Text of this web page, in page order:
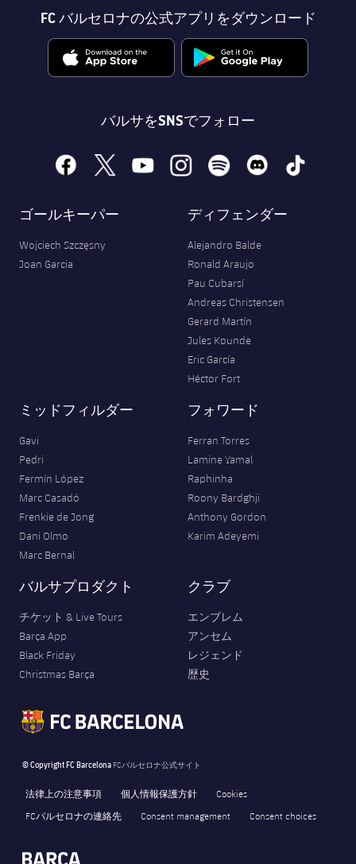
FC バルセロナの公式アプリをダウンロード
バルサをSNSでフォロー
facebook
x youtubeinstagramspotify discord tiktok
ゴールキーパー
Wojciech Szczęsny
Joan Garcia
ディフェンダー
Alejandro Balde
Ronald Araujo
Pau Cubarsí
Andreas Christensen
Gerard Martín
Jules Kounde
Eric García
Héctor Fort
ミッドフィルダー
Gavi
Pedri
Fermín López
Marc Casadó
Frenkie de Jong
Dani Olmo
Marc Bernal
フォワード
Ferran Torres
Lamine Yamal
Raphinha
Roony Bardghji
Anthony Gordon
Karim Adeyemi
バルサプロダクト
チケット & Live Tours
Barça App
Black Friday
Christmas Barça
クラブ
エンブレム
アンセム
レジェンド
歴史
© Copyright FC Barcelona FCバルセロナ公式サイト
法律上の注意事項 個人情報保護方針
Cookies
FCバルセロナの連絡先
Consent management Consent choices